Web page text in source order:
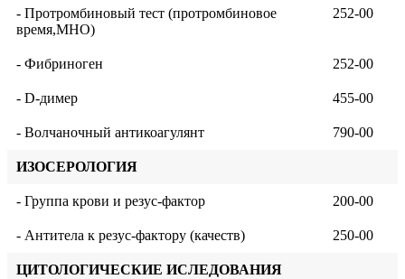
- Протромбиновый тест (протромбиновое
время,МНО)
252-00
- Фибриноген 252-00
- D-димер 455-00
- Волчаночный антикоагулянт 790-00
ИЗОСЕРОЛОГИЯ
- Группа крови и резус-фактор 200-00
- Антитела к резус-фактору (качеств) 250-00
ЦИТОЛОГИЧЕСКИЕ ИСЛЕДОВАНИЯ